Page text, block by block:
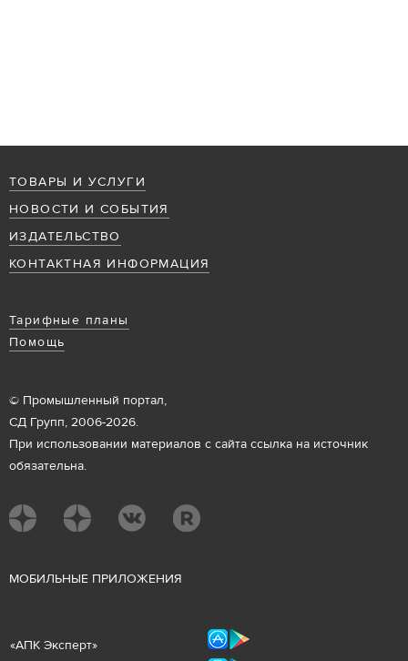
ТОВАРЫ И УСЛУГИ
НОВОСТИ И СОБЫТИЯ
ИЗДАТЕЛЬСТВО
КОНТАКТНАЯ ИНФОРМАЦИЯ
Тарифные планы
Помощь
© Промышленный портал,
СД Групп, 2006-2026.
При использовании материалов с сайта ссылка на источник
обязательна.
МОБИЛЬНЫЕ ПРИЛОЖЕНИЯ
«АПК Эксперт»